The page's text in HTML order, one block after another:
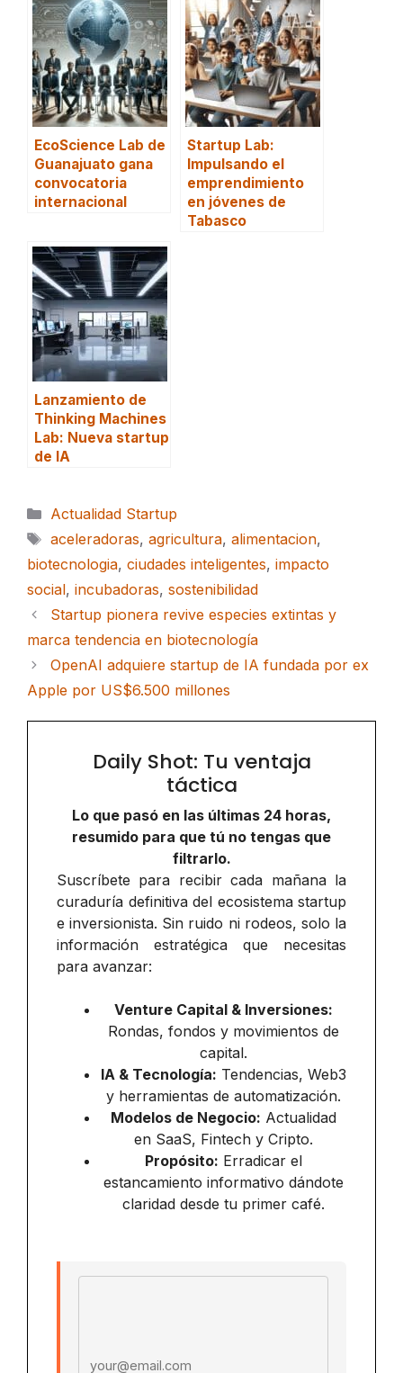
EcoScience Lab de
Guanajuato gana
convocatoria
internacional
Startup Lab:
Impulsando el
emprendimiento
en jóvenes de
Tabasco
Lanzamiento de
Thinking Machines
Lab: Nueva startup
de IA
Categorías
Actualidad Startup
Etiquetas
aceleradoras, agricultura, alimentacion,
biotecnologia, ciudades inteligentes, impacto
social, incubadoras, sostenibilidad
Startup pionera revive especies extintas y
marca tendencia en biotecnología
OpenAI adquiere startup de IA fundada por ex
Apple por US$6.500 millones
Daily Shot: Tu ventaja
táctica
Lo que pasó en las últimas 24 horas,
resumido para que tú no tengas que
filtrarlo.
Suscríbete para recibir cada mañana la
curaduría definitiva del ecosistema startup
e inversionista. Sin ruido ni rodeos, solo la
información estratégica que necesitas
para avanzar:
Venture Capital & Inversiones:
Rondas, fondos y movimientos de
capital.
IA & Tecnología: Tendencias, Web3
y herramientas de automatización.
Modelos de Negocio: Actualidad
en SaaS, Fintech y Cripto.
Propósito: Erradicar el
estancamiento informativo dándote
claridad desde tu primer café.